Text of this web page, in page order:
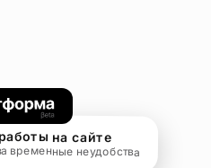
на сайте
временные неудобства